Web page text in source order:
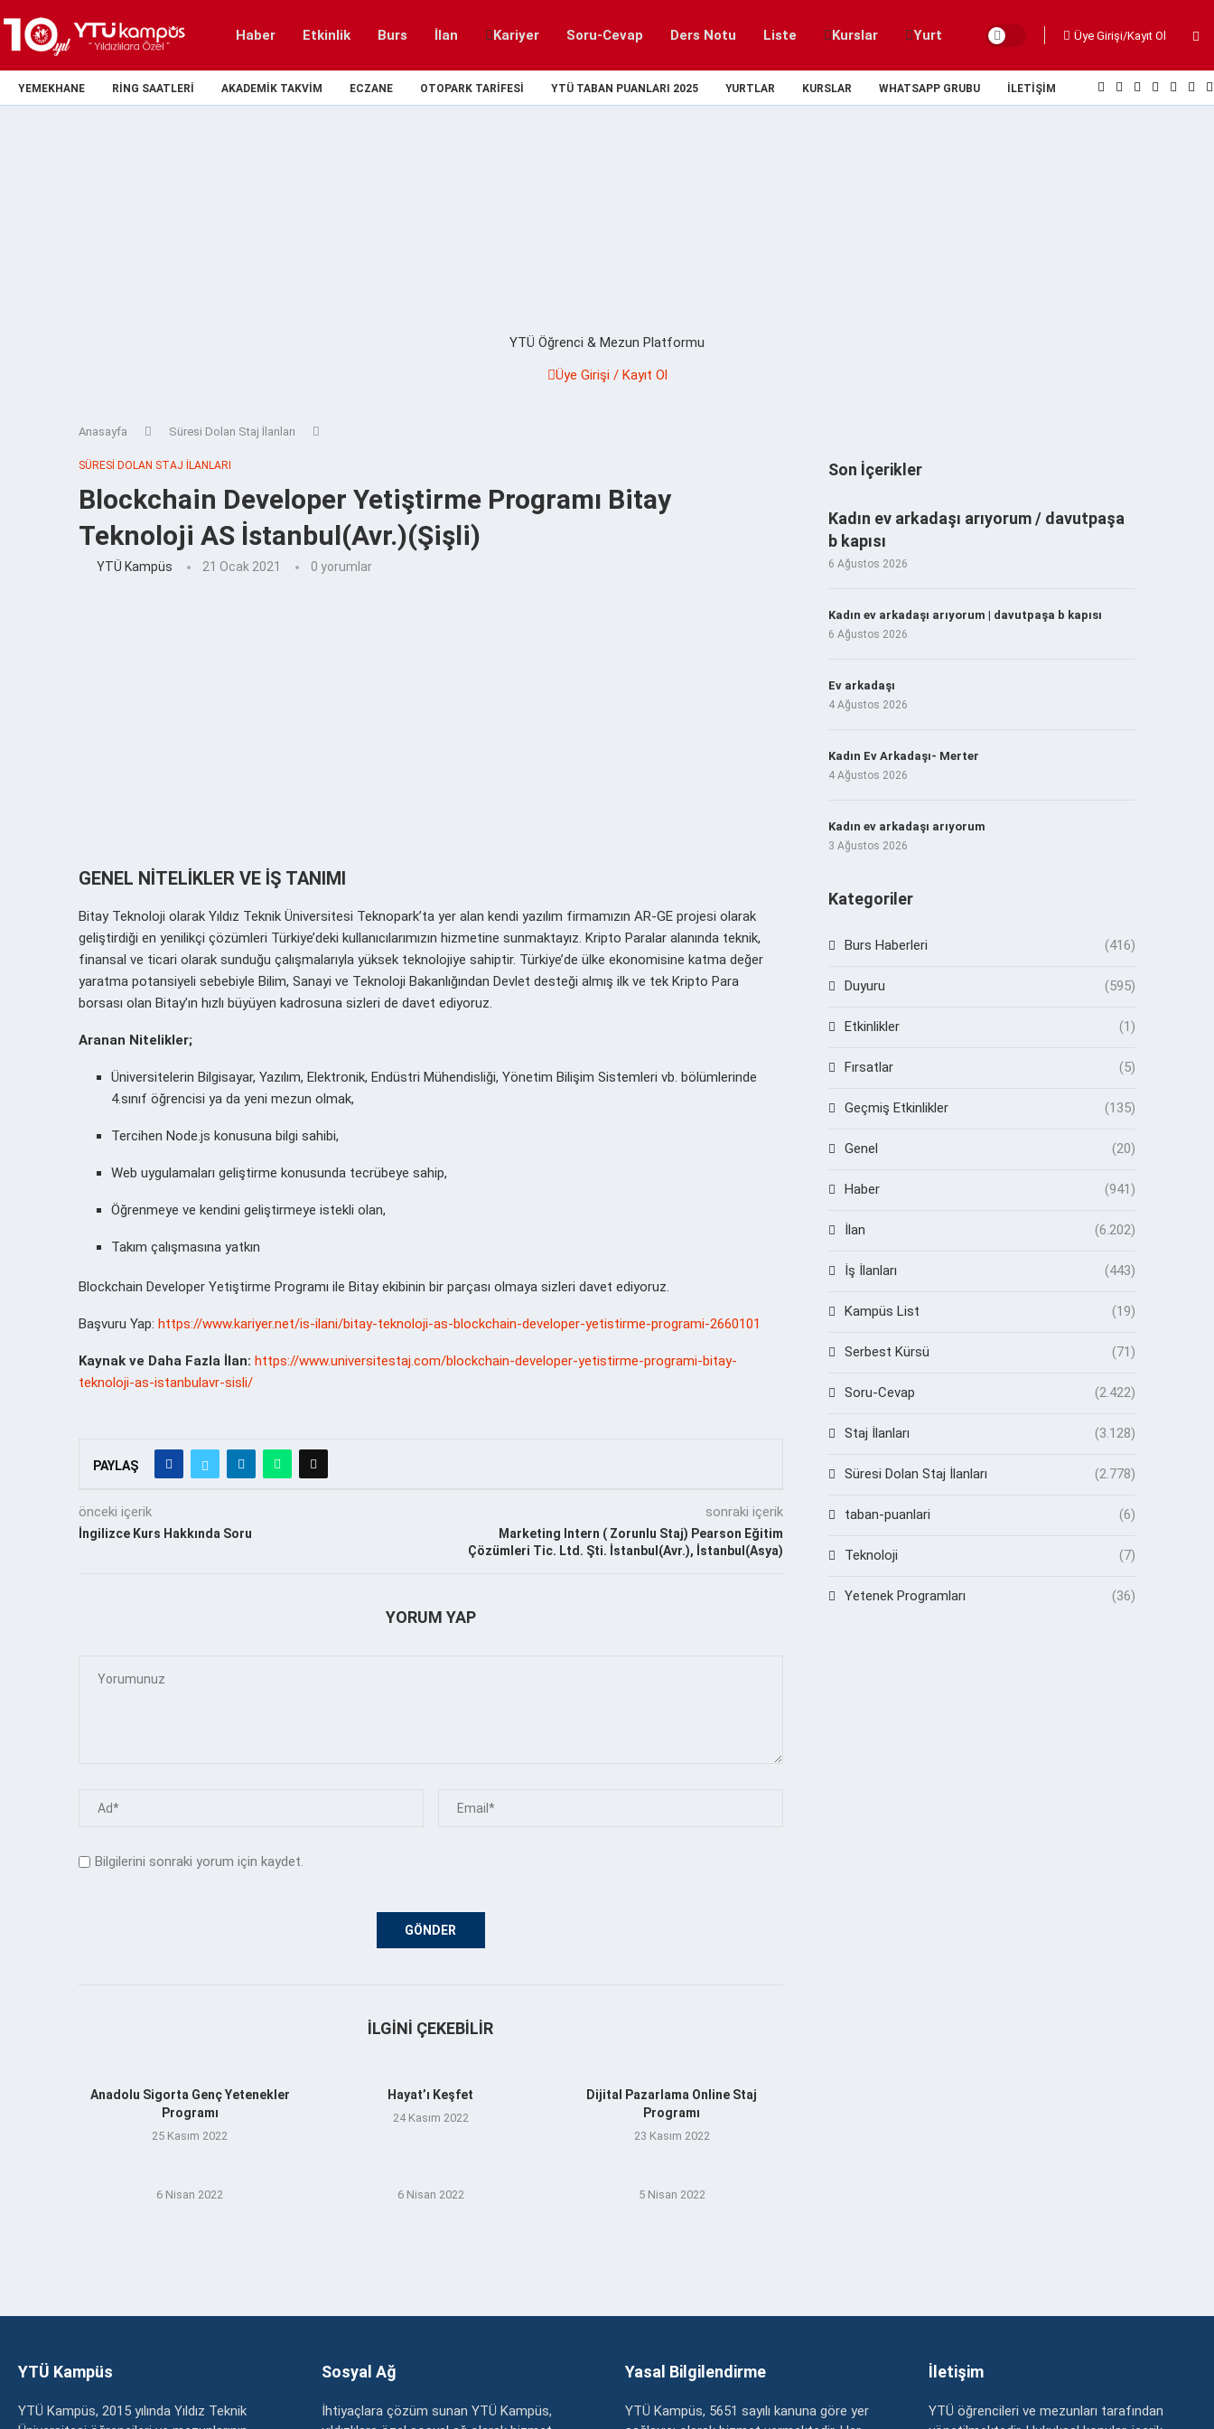
Haber Etkinlik Burs İlan Kariyer Soru-Cevap Ders Notu Liste Kurslar Yurt Üye Girişi/Kayıt Ol
YEMEKHANE RING SAATLERI AKADEMIK TAKVIM ECZANE OTOPARK TARIFESI YTÜ TABAN PUANLARI 2025 YURTLAR KURSLAR WHATSAPP GRUBU İLETIŞIM
YTÜ Öğrenci & Mezun Platformu
Üye Girişi / Kayıt Ol
Anasayfa Süresi Dolan Staj İlanları
SÜRESI DOLAN STAJ İLANLARI
Blockchain Developer Yetiştirme Programı Bitay
Teknoloji AS İstanbul(Avr.)(Şişli)
YTÜ Kampüs 21 Ocak 2021 0 yorumlar
GENEL NİTELİKLER VE İŞ TANIMI
Bitay Teknoloji olarak Yıldız Teknik Üniversitesi Teknopark’ta yer alan kendi yazılım firmamızın AR-GE projesi olarak
geliştirdiği en yenilikçi çözümleri Türkiye’deki kullanıcılarımızın hizmetine sunmaktayız. Kripto Paralar alanında teknik,
finansal ve ticari olarak sunduğu çalışmalarıyla yüksek teknolojiye sahiptir. Türkiye’de ülke ekonomisine katma değer
yaratma potansiyeli sebebiyle Bilim, Sanayi ve Teknoloji Bakanlığından Devlet desteği almış ilk ve tek Kripto Para
borsası olan Bitay’ın hızlı büyüyen kadrosuna sizleri de davet ediyoruz.
Aranan Nitelikler;
Üniversitelerin Bilgisayar, Yazılım, Elektronik, Endüstri Mühendisliği, Yönetim Bilişim Sistemleri vb. bölümlerinde
4.sınıf öğrencisi ya da yeni mezun olmak,
Tercihen Node.js konusuna bilgi sahibi,
Web uygulamaları geliştirme konusunda tecrübeye sahip,
Öğrenmeye ve kendini geliştirmeye istekli olan,
Takım çalışmasına yatkın
Blockchain Developer Yetiştirme Programı ile Bitay ekibinin bir parçası olmaya sizleri davet ediyoruz.
Başvuru Yap: https://www.kariyer.net/is-ilani/bitay-teknoloji-as-blockchain-developer-yetistirme-programi-2660101
Kaynak ve Daha Fazla İlan: https://www.universitestaj.com/blockchain-developer-yetistirme-programi-bitay-
teknoloji-as-istanbulavr-sisli/
PAYLAŞ
önceki içerik
İngilizce Kurs Hakkında Soru
sonraki içerik
Marketing Intern ( Zorunlu Staj) Pearson Eğitim
Çözümleri Tic. Ltd. Şti. İstanbul(Avr.), İstanbul(Asya)
YORUM YAP
Bilgilerini sonraki yorum için kaydet.
İLGINI ÇEKEBILIR
Anadolu Sigorta Genç Yetenekler
Programı
25 Kasım 2022
Hayat’ı Keşfet
24 Kasım 2022
Dijital Pazarlama Online Staj
Programı
23 Kasım 2022
6 Nisan 2022 6 Nisan 2022 5 Nisan 2022
Son İçerikler
Kadın ev arkadaşı arıyorum / davutpaşa
b kapısı
6 Ağustos 2026
Kadın ev arkadaşı arıyorum | davutpaşa b kapısı
6 Ağustos 2026
Ev arkadaşı
4 Ağustos 2026
Kadın Ev Arkadaşı- Merter
4 Ağustos 2026
Kadın ev arkadaşı arıyorum
3 Ağustos 2026
Kategoriler
Burs Haberleri (416)
Duyuru (595)
Etkinlikler (1)
Fırsatlar (5)
Geçmiş Etkinlikler (135)
Genel (20)
Haber (941)
İlan (6.202)
İş İlanları (443)
Kampüs List (19)
Serbest Kürsü (71)
Soru-Cevap (2.422)
Staj İlanları (3.128)
Süresi Dolan Staj İlanları (2.778)
taban-puanlari (6)
Teknoloji (7)
Yetenek Programları (36)
YTÜ Kampüs
YTÜ Kampüs, 2015 yılında Yıldız Teknik
Sosyal Ağ
İhtiyaçlara çözüm sunan YTÜ Kampüs,
Yasal Bilgilendirme
YTÜ Kampüs, 5651 sayılı kanuna göre yer
İletişim
YTÜ öğrencileri ve mezunları tarafından